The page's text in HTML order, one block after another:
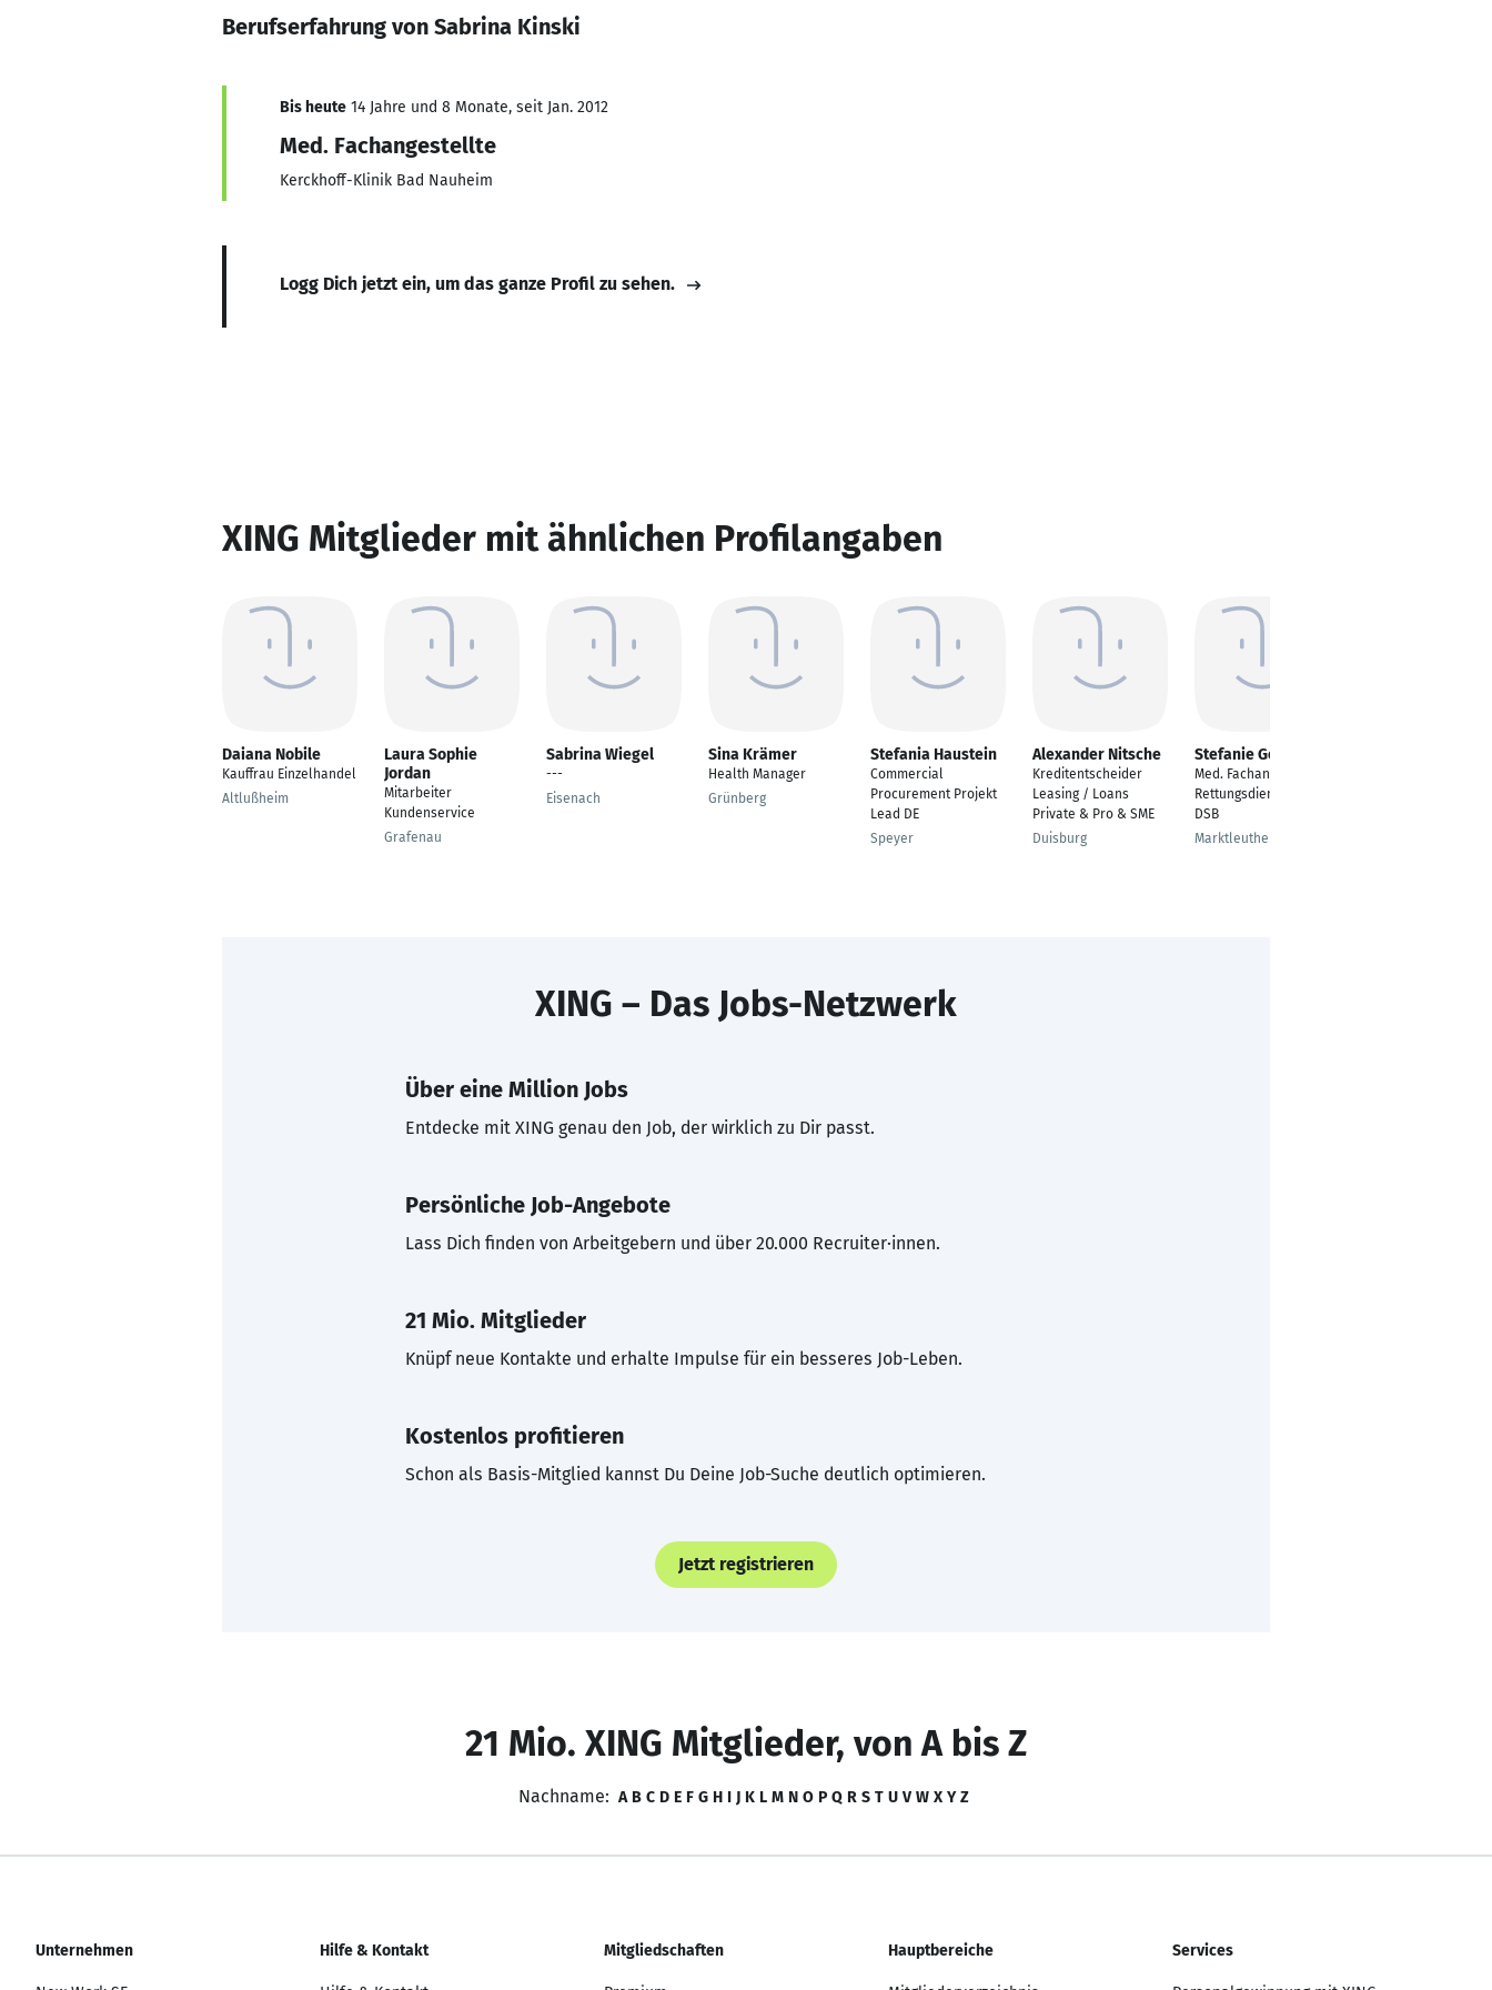
Berufserfahrung von Sabrina Kinski
Bis heute 14 Jahre und 8 Monate, seit Jan. 2012
Med. Fachangestellte
Kerckhoff-Klinik Bad Nauheim
Logg Dich jetzt ein, um das ganze Profil zu sehen.
XING Mitglieder mit ähnlichen Profilangaben
Daiana Nobile
Kauffrau Einzelhandel
Altlußheim
Laura Sophie
Jordan
Mitarbeiter
Kundenservice
Grafenau
Sabrina Wiegel
---
Eisenach
Sina Krämer
Health Manager
Grünberg
Stefania Haustein
Commercial
Procurement Projekt
Lead DE
Speyer
Alexander Nitsche
Kreditentscheider
Leasing / Loans
Private & Pro & SME
Duisburg
Stefanie Geyer
Med. Fachangestellte,
Rettungsdiensthelfer,
DSB
Marktleuthen
XING – Das Jobs-Netzwerk
Über eine Million Jobs
Entdecke mit XING genau den Job, der wirklich zu Dir passt.
Persönliche Job-Angebote
Lass Dich finden von Arbeitgebern und über 20.000 Recruiter·innen.
21 Mio. Mitglieder
Knüpf neue Kontakte und erhalte Impulse für ein besseres Job-Leben.
Kostenlos profitieren
Schon als Basis-Mitglied kannst Du Deine Job-Suche deutlich optimieren.
Jetzt registrieren
21 Mio. XING Mitglieder, von A bis Z
Nachname: A B C D E F G H I J K L M N O P Q R S T U V W X Y Z
Unternehmen Hilfe & Kontakt Mitgliedschaften Hauptbereiche Services